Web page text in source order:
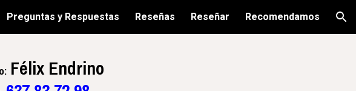
Skip to navigation
Preguntas y Respuestas Reseñas Reseñar Recomendamos
: Félix Endrino